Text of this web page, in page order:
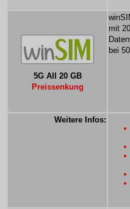
5G All 20 GB
Preissenkung
mit
bei
Weitere Infos: